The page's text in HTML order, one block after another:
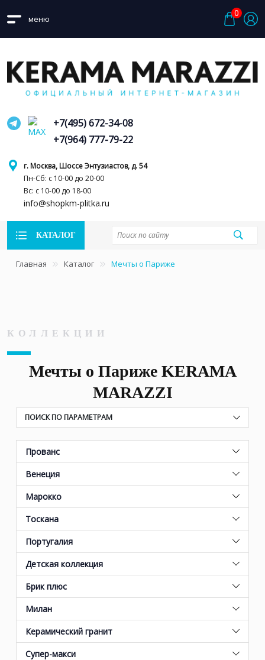
меню
0
г. Москва, Шоссе Энтузиастов, д. 54
Пн-Сб: с 10-00 до 20-00
Вс: с 10-00 до 18-00
info@shopkm-plitka.ru
+7(495) 672-34-08
+7(964) 777-79-22
КАТАЛОГ
Главная Каталог Мечты о Париже
КОЛЛЕКЦИИ
Мечты о Париже KERAMA
MARAZZI
ПОИСК ПО ПАРАМЕТРАМ
Прованс
Венеция
Марокко
Тоскана
Португалия
Детская коллекция
Брик плюс
Милан
Керамический гранит
Супер-макси